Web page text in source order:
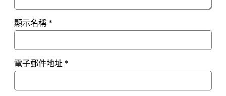
顯示名稱 *
電子郵件地址 *